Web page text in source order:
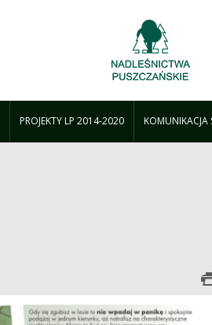
PROJEKTY LP 2014-2020 KOMUNIKACJA